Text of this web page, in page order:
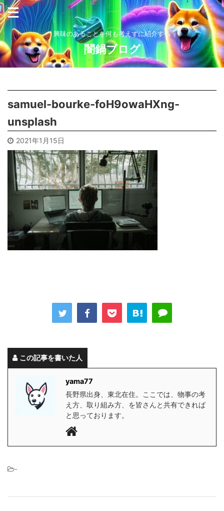
興味のあることを何も考えずに紹介する
闇鍋ブログ
samuel-bourke-foH9owaHXng-
unsplash
2021年1月15日
この記事を書いた人
yama77
長野県出身、東北在住。ここでは、物事の考
え方、取り組み方、を皆さんと共有できれば
と思っております。
-